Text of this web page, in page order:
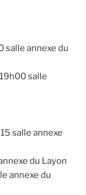
salle annexe du
salle
salle annexe
du Layon
annexe du